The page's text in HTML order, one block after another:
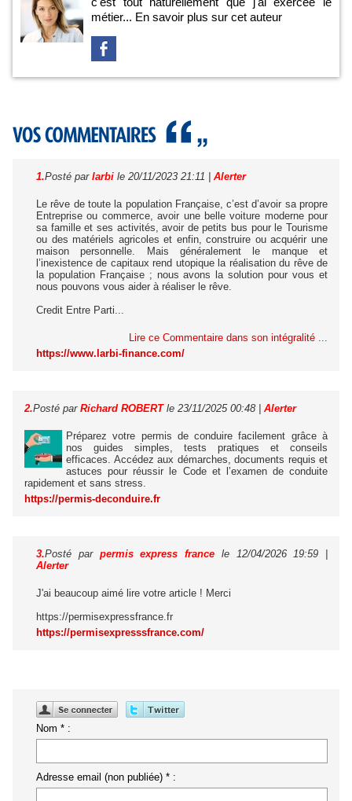
métier... En savoir plus sur cet auteur
1.Posté par larbi le 20/11/2023 21:11 Alerter
Le rêve de toute la population Française, c’est d’avoir sa propre
Entreprise ou commerce, avoir une belle voiture moderne pour
sa famille et ses activités, avoir de petits bus pour le Tourisme
ou des matériels agricoles et enfin, construire ou acquérir une
maison personnelle. Mais généralement le manque et
l’inexistence de capitaux rend utopique la réalisation du rêve de
la population Française ; nous avons la solution pour vous et
nous pouvons vous aider à réaliser le rêve.
Credit Entre Parti...
Lire ce Commentaire dans son intégralité ...
https://www.larbi-finance.com/
2.Posté par Richard ROBERT le 23/11/2025 00:48 Alerter
Préparez votre permis de conduire facilement grâce à
nos guides simples, tests pratiques et conseils
efficaces. Accédez aux démarches, documents requis et
astuces pour réussir le Code et l’examen de conduite
rapidement et sans stress.
https://permis-deconduire.fr
3.Posté par permis express france le 12/04/2026 19:59
Alerter
J'ai beaucoup aimé lire votre article ! Merci
https://permisexpressfrance.fr
https://permisexpresssfrance.com/
Nom * :
Adresse email (non publiée) * :